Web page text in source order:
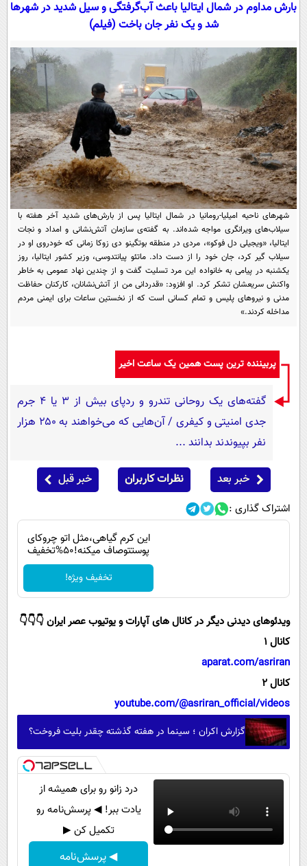
سیاسی
اقتصاد
اقتصادی
خودرو
جامعه
اجتماعی
حوادث
سلامت
یک برش دانایی
محیط زیست
سفر و تفریح
ورزشی
بین الملل
سیاست خارجی
فرهنگ و هنر
علم و دانش
فناوری و It
علمی
اخبار کریپتو
قرآن
گوناگون
سرگرمی
باشگاه مغز
مجله تصویری سلاح
فیلم
اقتصاد
سیاست
گوناگون
محیط زیست
فرهنگی
بین الملل
اجتماعی
حیات وحش
سیاست خارجی
عصر ایران 2
خواندنی ها و دیدنی ها
داستان کوتاه
آشپزی
آموزش زبان
بارش مداوم در شمال ایتالیا باعث آب‌گرفتگی و سیل شدید در شهر‌ها
شد و یک نفر جان باخت (فیلم)
شهر‌های ناحیه امیلیا-رومانیا در شمال ایتالیا پس از بارش‌های شدید آخر هفته با
سیلاب‌های ویرانگری مواجه شده‌اند. به گفته‌ی سازمان آتش‌نشانی و امداد و نجات
ایتالیا، «ویجیلی دل فوکو»، مردی در منطقه بوتگینو دی زوکا زمانی که خودروی او در
سیلاب گیر کرد، جان خود را از دست داد. ماتئو پیانتدوسی، وزیر کشور ایتالیا، روز
یکشنبه در پیامی به خانواده این مرد تسلیت گفت و از چندین نهاد عمومی به خاطر
واکنش سریعشان تشکر کرد. او افزود: «قدردانی من از آتش‌نشانان، کارکنان حفاظت
مدنی و نیرو‌های پلیس و تمام کسانی است که از نخستین ساعات برای ایمنی مردم
مداخله کردند.»
پربیننده ترین پست همین یک ساعت اخیر
گفته‌های یک روحانی تندرو و ردپای بیش از ۳ یا ۴ جرم
جدی امنیتی و کیفری / آن‌هایی که می‌خواهند به ۲۵۰ هزار
نفر بپیوندند بدانند ...
خبر بعد نظرات کاربران خبر قبل
اشتراک گذاری :
این کرم گیاهی،مثل اتو چروکای
پوستتوصاف میکنه!50%تخفیف
تخفیف ویژه!
ویدئوهای دیدنی دیگر در کانال های آپارات و یوتیوب عصر ایران 👇👇👇
کانال 1
aparat.com/asriran
کانال 2
youtube.com/@asriran_official/videos
گزارش اکران ؛ سینما در هفته گذشته چقدر بلیت فروخت؟
درد زانو رو برای همیشه از
یادت ببر! ◀ پرسش‌نامه رو
تکمیل کن ▶
◀ پرسش‌نامه